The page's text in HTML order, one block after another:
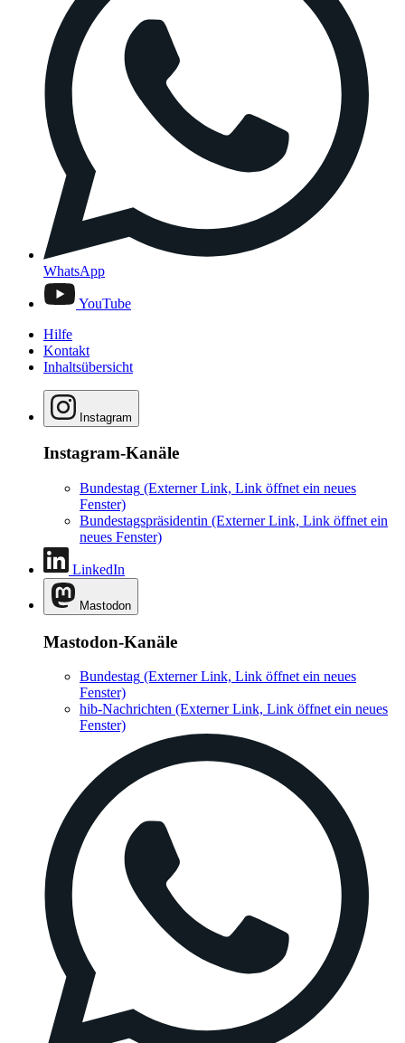
WhatsApp
YouTube
Hilfe
Kontakt
Inhaltsübersicht
Instagram
Instagram-Kanäle
Bundestag (Externer Link, Link öffnet ein neues
Fenster)
Bundestagspräsidentin (Externer Link, Link öffnet ein
neues Fenster)
LinkedIn
Mastodon
Mastodon-Kanäle
Bundestag (Externer Link, Link öffnet ein neues
Fenster)
hib-Nachrichten (Externer Link, Link öffnet ein neues
Fenster)